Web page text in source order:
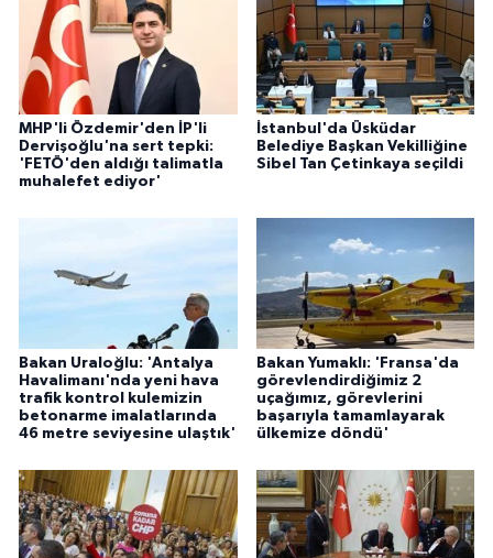
MHP'li Özdemir'den İP'li
Dervişoğlu'na sert tepki:
'FETÖ'den aldığı talimatla
muhalefet ediyor'
İstanbul'da Üsküdar
Belediye Başkan Vekilliğine
Sibel Tan Çetinkaya seçildi
Bakan Uraloğlu: 'Antalya
Havalimanı'nda yeni hava
trafik kontrol kulemizin
betonarme imalatlarında
46 metre seviyesine ulaştık'
Bakan Yumaklı: 'Fransa'da
görevlendirdiğimiz 2
uçağımız, görevlerini
başarıyla tamamlayarak
ülkemize döndü'